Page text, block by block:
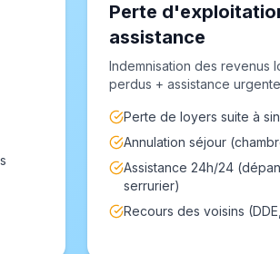
Perte
assistance
Indemnisation des revenus
perdus + assistance
Perte de loyers suite à
Annulation séjour
Assistance 24h/24
serrurier)
Recours des voisins